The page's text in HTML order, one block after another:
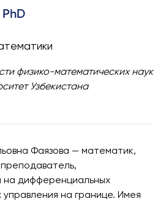
PMI
переводе и
прямом
поступлении на
2026 год
физико-математических наук
Узбекистана
Фаязова — математик,
на дифференциальных
управления на границе. Имея